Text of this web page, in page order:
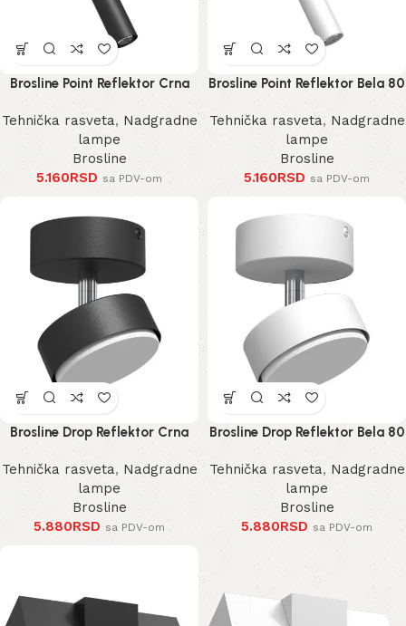
Brosline Point Reflektor Crna
80 mm 170 mm 2281 mm
Tehnička rasveta, Nadgradne
lampe
Brosline
5.160RSD sa PDV-om
Brosline Point Reflektor Bela 80
mm 170 mm 2283 mm
Tehnička rasveta, Nadgradne
lampe
Brosline
5.160RSD sa PDV-om
Brosline Drop Reflektor Crna
80 mm 100 mm
Tehnička rasveta, Nadgradne
lampe
Brosline
5.880RSD sa PDV-om
Brosline Drop Reflektor Bela 80
mm 100 mm
Tehnička rasveta, Nadgradne
lampe
Brosline
5.880RSD sa PDV-om